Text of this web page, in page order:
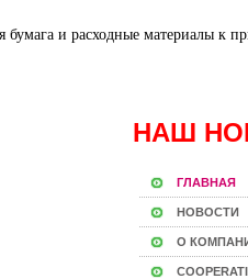
НАШ
ГЛАВНАЯ
НОВОСТИ
О